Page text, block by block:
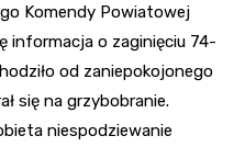
Komendy Powiatowej
informacja o zaginięciu 74-
od zaniepokojonego
się na grzybobranie.
niespodziewanie